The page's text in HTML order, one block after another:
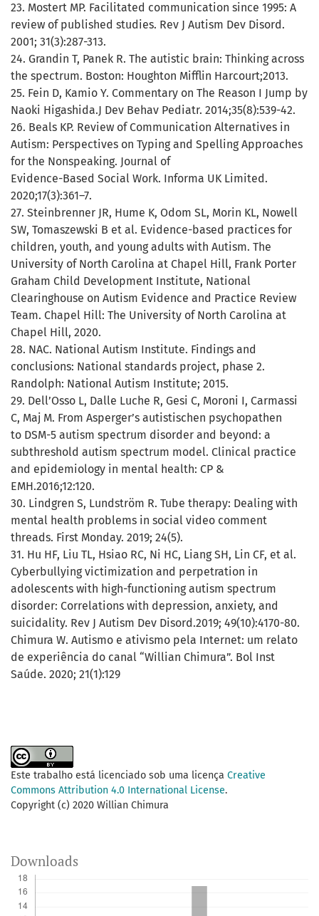
23. Mostert MP. Facilitated communication since 1995: A
review of published studies. Rev J Autism Dev Disord.
2001; 31(3):287-313.
24. Grandin T, Panek R. The autistic brain: Thinking across
the spectrum. Boston: Houghton Mifflin Harcourt;2013.
25. Fein D, Kamio Y. Commentary on The Reason I Jump by
Naoki Higashida.J Dev Behav Pediatr. 2014;35(8):539-42.
26. Beals KP. Review of Communication Alternatives in
Autism: Perspectives on Typing and Spelling Approaches
for the Nonspeaking. Journal of
Evidence-Based Social Work. Informa UK Limited.
2020;17(3):361–7.
27. Steinbrenner JR, Hume K, Odom SL, Morin KL, Nowell
SW, Tomaszewski B et al. Evidence-based practices for
children, youth, and young adults with Autism. The
University of North Carolina at Chapel Hill, Frank Porter
Graham Child Development Institute, National
Clearinghouse on Autism Evidence and Practice Review
Team. Chapel Hill: The University of North Carolina at
Chapel Hill, 2020.
28. NAC. National Autism Institute. Findings and
conclusions: National standards project, phase 2.
Randolph: National Autism Institute; 2015.
29. Dell’Osso L, Dalle Luche R, Gesi C, Moroni I, Carmassi
C, Maj M. From Asperger’s autistischen psychopathen
to DSM-5 autism spectrum disorder and beyond: a
subthreshold autism spectrum model. Clinical practice
and epidemiology in mental health: CP &
EMH.2016;12:120.
30. Lindgren S, Lundström R. Tube therapy: Dealing with
mental health problems in social video comment
threads. First Monday. 2019; 24(5).
31. Hu HF, Liu TL, Hsiao RC, Ni HC, Liang SH, Lin CF, et al.
Cyberbullying victimization and perpetration in
adolescents with high-functioning autism spectrum
disorder: Correlations with depression, anxiety, and
suicidality. Rev J Autism Dev Disord.2019; 49(10):4170-80.
Chimura W. Autismo e ativismo pela Internet: um relato
de experiência do canal “Willian Chimura”. Bol Inst
Saúde. 2020; 21(1):129
Este trabalho está licenciado sob uma licença Creative
Commons Attribution 4.0 International License.
Copyright (c) 2020 Willian Chimura
Downloads